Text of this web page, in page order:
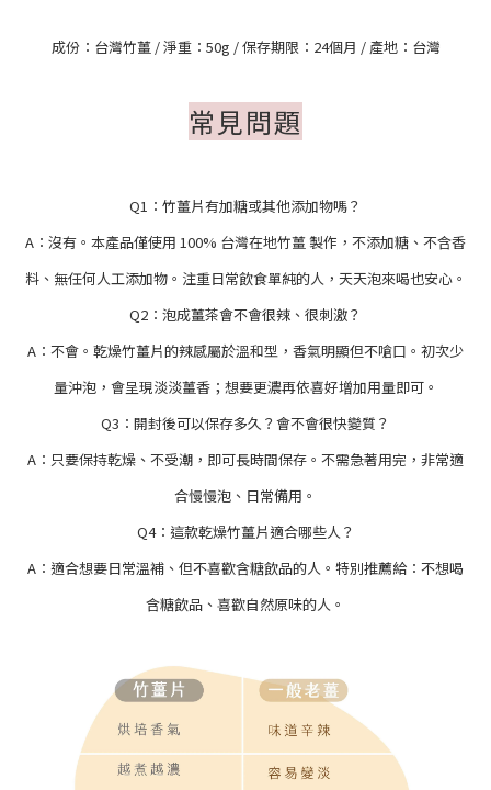
成份：台灣竹薑 / 淨重：50g / 保存期限：24個月 / 產地：台灣
常見問題
Q1：竹薑片有加糖或其他添加物嗎？
A：沒有。本產品僅使用 100% 台灣在地竹薑 製作，不添加糖、不含香
料、無任何人工添加物。注重日常飲食單純的人，天天泡來喝也安心。
Q2：泡成薑茶會不會很辣、很刺激？
A：不會。乾燥竹薑片的辣感屬於溫和型，香氣明顯但不嗆口。初次少
量沖泡，會呈現淡淡薑香；想要更濃再依喜好增加用量即可。
Q3：開封後可以保存多久？會不會很快變質？
A：只要保持乾燥、不受潮，即可長時間保存。不需急著用完，非常適
合慢慢泡、日常備用。
Q4：這款乾燥竹薑片適合哪些人？
A：適合想要日常溫補、但不喜歡含糖飲品的人。特別推薦給：不想喝
含糖飲品、喜歡自然原味的人。